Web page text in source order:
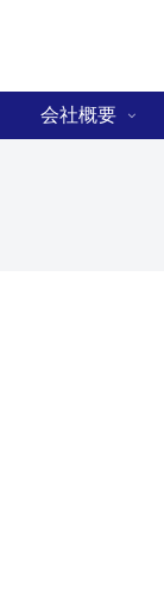
会社概要